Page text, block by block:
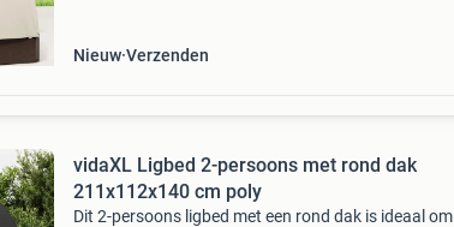
Nieuw Verzenden
vidaXL Ligbed 2-persoons met rond dak
211x112x140 cm poly
Dit 2-persoons ligbed met een rond dak is ideaal om